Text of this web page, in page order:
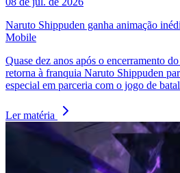
Naruto Shippuden ganha animação
Mobile
Quase dez anos após o encerramento
retorna à franquia Naruto Shippuden
especial em parceria com o jogo de
Ler matéria